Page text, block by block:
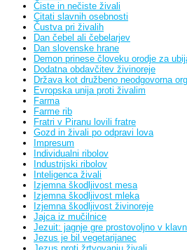
Čiste in nečiste živali
Citati slavnih osebnosti
Čustva pri živalih
Dan čebel ali čebelarjev
Dan slovenske hrane
Demon prinese človeku orodje za
Dodatna obdavčitev živinoreje
Država kot družbeno neodgovorna
Evropska unija proti živalim
Farma
Farme rib
Fratri v Piranu lovili fratre
Gozd in živali po odpravi lova
Impresum
Individualni ribolov
Industrijski ribolov
Inteligenca živali
Izjemna škodljivost mesa
Izjemna škodljivost mleka
Izjemna škodljivost živinoreje
Jajca iz mučilnice
Jezuit: jagnje gre prostovoljno v
Jezus je bil vegetarijanec